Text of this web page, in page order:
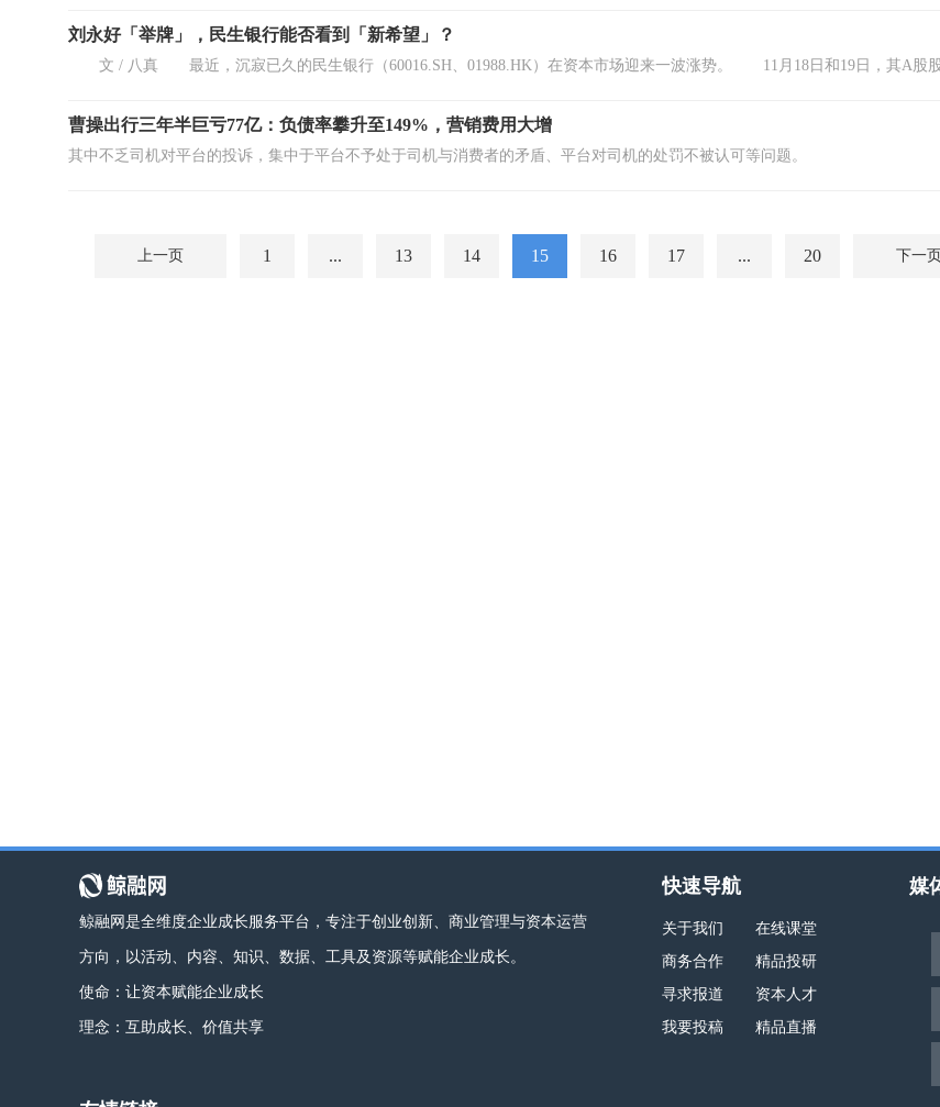
刘永好「举牌」，民生银行能否看到「新希望」？
曹操出行三年半巨亏77亿：负债率攀升至149%，营销费用大增
其中不乏司机对平台的投诉，集中于平台不予处于司机与消费者的矛盾、平台对司机的处罚不被认可等问题。
上一页 1 ... 13 14 15 16 17 ... 20 下一页
鲸融网是全维度企业成长服务平台，专注于创业创新、商业管理与资本运营
方向，以活动、内容、知识、数据、工具及资源等赋能企业成长。
使命：让资本赋能企业成长
理念：互助成长、价值共享
快速导航
关于我们
商务合作
寻求报道
我要投稿
在线课堂
精品投研
资本人才
精品直播
媒